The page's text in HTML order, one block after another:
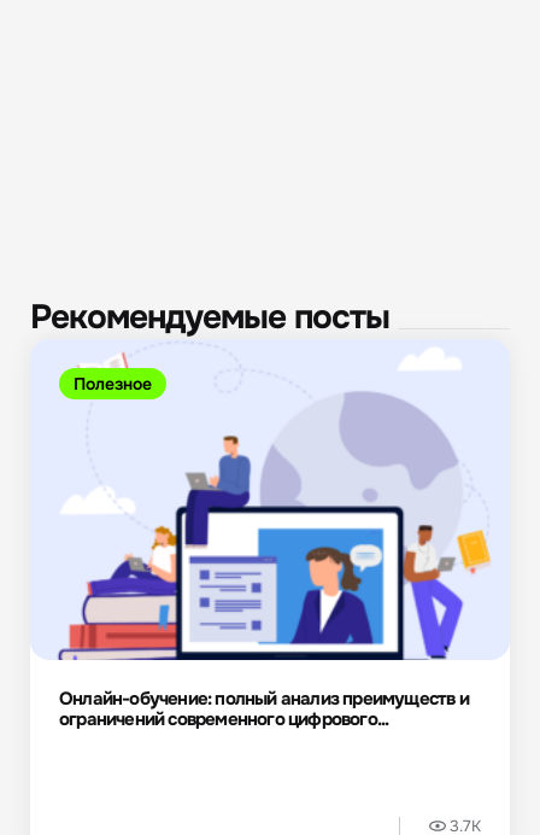
Рекомендуемые посты
Полезное
Онлайн-обучение: полный анализ преимуществ и
ограничений современного цифрового...
3.7K